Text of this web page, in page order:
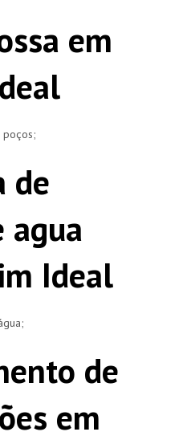
em
poços;
de
agua
Ideal
de
em